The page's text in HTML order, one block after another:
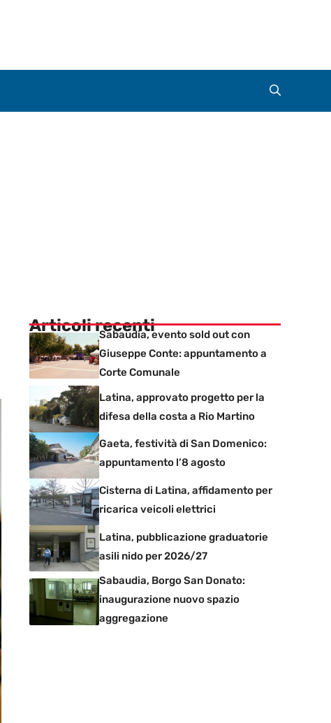
Articoli recentiSabaudia, evento sold out con
Giuseppe Conte: appuntamento a
Corte Comunale
Latina, approvato progetto per la
difesa della costa a Rio Martino
Gaeta, festività di San Domenico:
appuntamento l’8 agosto
Cisterna di Latina, affidamento per
ricarica veicoli elettrici
Latina, pubblicazione graduatorie
asili nido per 2026/27
Sabaudia, Borgo San Donato:
inaugurazione nuovo spazio
aggregazione